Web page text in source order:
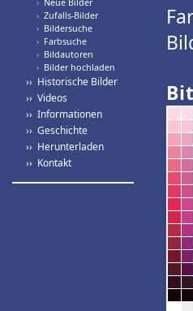
› Zufalls-Bilder
› Bildersuche
› Farbsuche
› Bildautoren
› Bilder hochladen
›› Historische Bilder
›› Videos
›› Informationen
›› Geschichte
›› Herunterladen
›› Kontakt